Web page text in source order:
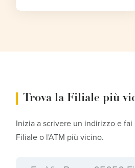
Trova la Filiale più
Inizia a scrivere un indirizzo e
Filiale o l'ATM più vicino.